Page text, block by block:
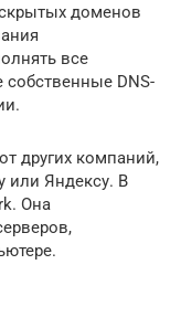
доменов
все
DNS-
других компаний,
или Яндексу. В
Она